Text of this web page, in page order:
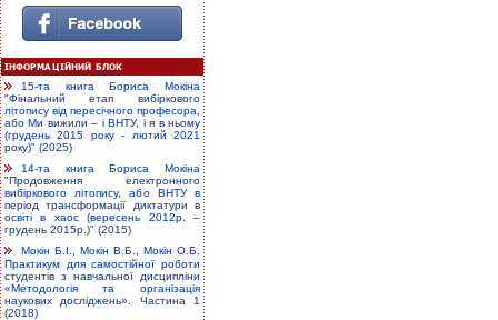
15-та книга Бориса Мокіна
"Фінальний етап вибіркового
літопису від пересічного професора,
або Ми вижили – і ВНТУ, і я в ньому
(грудень 2015 року - лютий 2021
року)" (2025)
14-та книга Бориса Мокіна
"Продовження електронного
вибіркового літопису, або ВНТУ в
період трансформації диктатури в
освіті в хаос (вересень 2012р. –
грудень 2015р.)" (2015)
Мокін Б.І., Мокін В.Б., Мокін О.Б.
Практикум для самостійної роботи
студентів з навчальної дисципліни
«Методологія та організація
наукових досліджень». Частина 1
(2018)